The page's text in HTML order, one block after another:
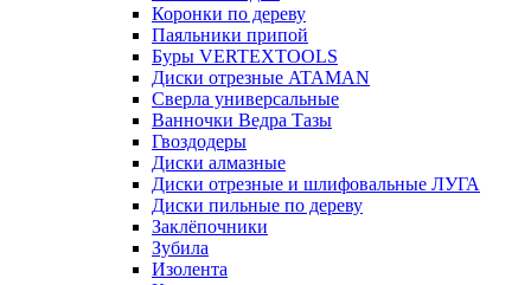
Коронки по дереву
Паяльники припой
Буры VERTEXTOOLS
Диски отрезные ATAMAN
Сверла универсальные
Ванночки Ведра Тазы
Гвоздодеры
Диски алмазные
Диски отрезные и шлифовальные ЛУГА
Диски пильные по дереву
Заклёпочники
Зубила
Изолента